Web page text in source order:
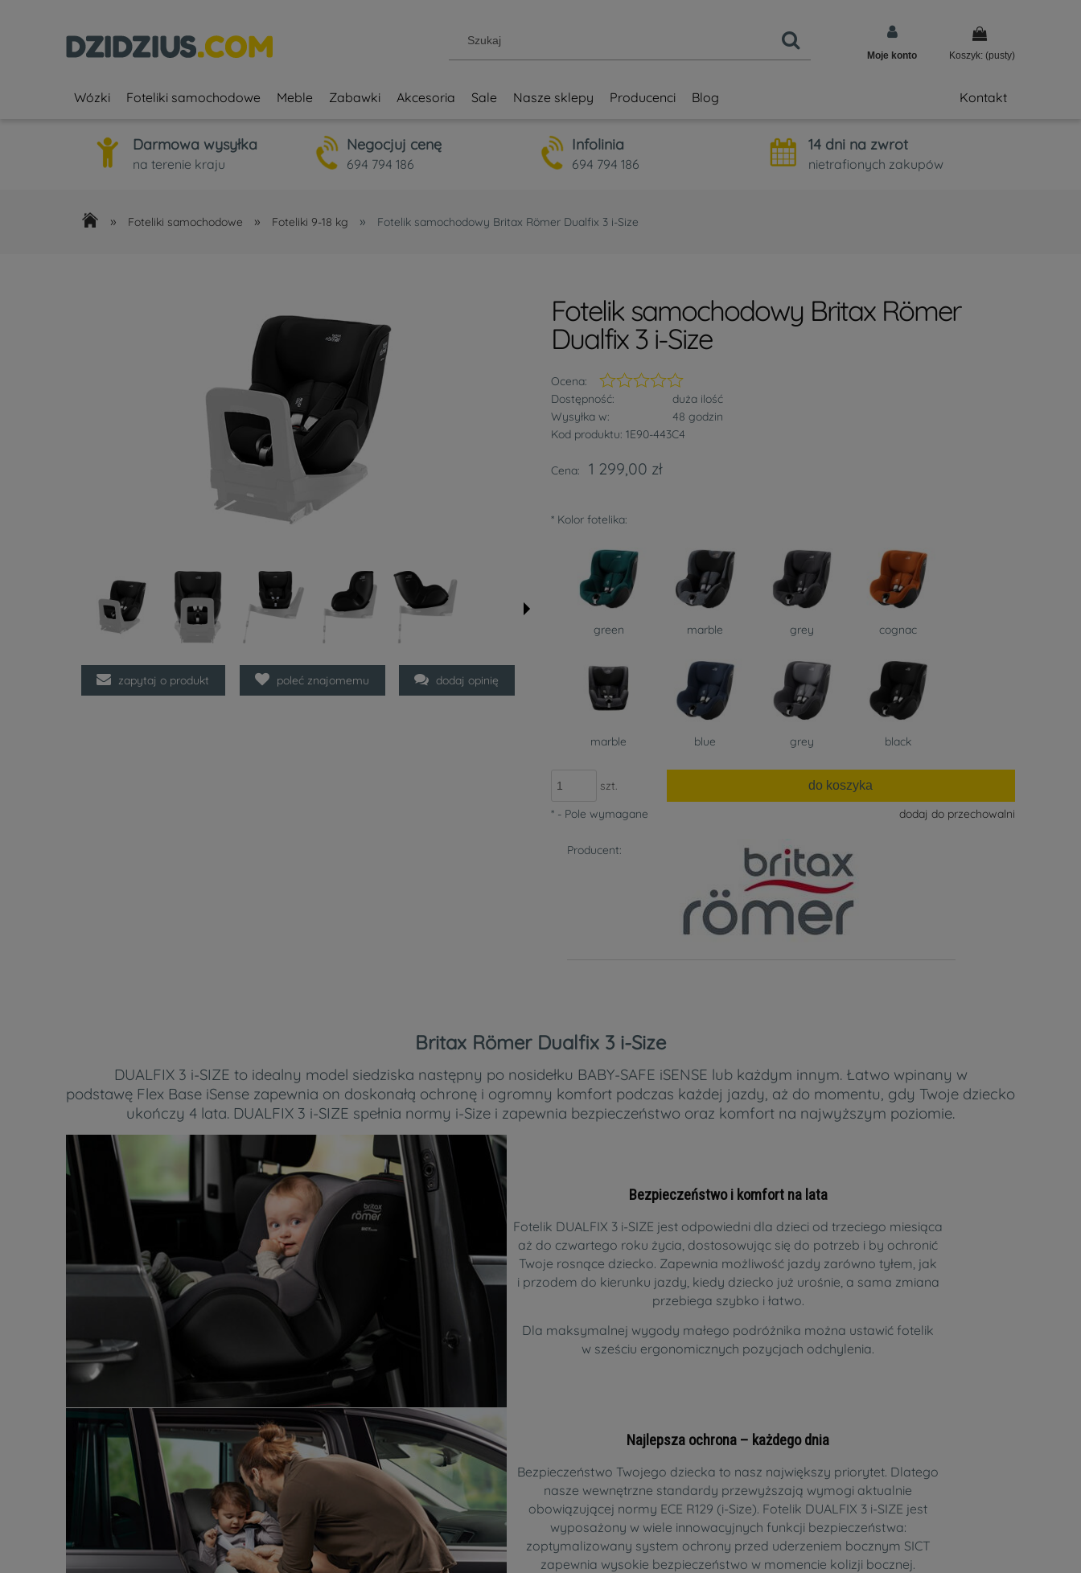
Koszyk: (pusty)
Moje konto
Wózki Foteliki samochodowe Meble Zabawki Akcesoria Sale Nasze sklepy Producenci Blog Kontakt
Darmowa wysyłka
na terenie kraju
Negocjuj cenę
694 794 186
Infolinia
694 794 186
14 dni na zwrot
nietrafionych zakupów
» Foteliki samochodowe » Foteliki 9-18 kg » Fotelik samochodowy Britax Römer Dualfix 3 i-Size
zapytaj o produkt poleć znajomemu dodaj opinię
Fotelik samochodowy Britax Römer
Dualfix 3 i-Size
Ocena:
Dostępność:
duża ilość
Wysyłka w:
48 godzin
Kod produktu: 1E90-443C4
Cena: 1 299,00 zł
*Kolor fotelika:
green marble grey cognac
marble blue grey black
szt.
do koszyka
dodaj do przechowalni
*- Pole wymagane
Producent:
Britax Römer Dualfix 3 i-Size
DUALFIX 3 i-SIZE to idealny model siedziska następny po nosidełku BABY-SAFE iSENSE lub każdym innym. Łatwo wpinany w
podstawę Flex Base iSense zapewnia on doskonałą ochronę i ogromny komfort podczas każdej jazdy, aż do momentu, gdy Twoje dziecko
ukończy 4 lata. DUALFIX 3 i-SIZE spełnia normy i-Size i zapewnia bezpieczeństwo oraz komfort na najwyższym poziomie.
Bezpieczeństwo i komfort na lata
Fotelik DUALFIX 3 i-SIZE jest odpowiedni dla dzieci od trzeciego miesiąca
aż do czwartego roku życia, dostosowując się do potrzeb i by ochronić
Twoje rosnące dziecko. Zapewnia możliwość jazdy zarówno tyłem, jak
i przodem do kierunku jazdy, kiedy dziecko już urośnie, a sama zmiana
przebiega szybko i łatwo.
Dla maksymalnej wygody małego podróżnika można ustawić fotelik
w sześciu ergonomicznych pozycjach odchylenia.
Najlepsza ochrona – każdego dnia
Bezpieczeństwo Twojego dziecka to nasz największy priorytet. Dlatego
nasze wewnętrzne standardy przewyższają wymogi aktualnie
obowiązującej normy ECE R129 (i-Size). Fotelik DUALFIX 3 i-SIZE jest
wyposażony w wiele innowacyjnych funkcji bezpieczeństwa:
zoptymalizowany system ochrony przed uderzeniem bocznym SICT
zapewnia wysokie bezpieczeństwo w momencie kolizji bocznej.